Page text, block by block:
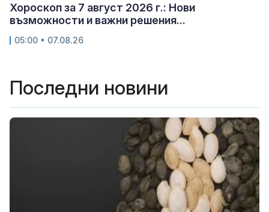
Хороскоп за 7 август 2026 г.: Нови
възможности и важни решения...
05:00 • 07.08.26
Последни новини